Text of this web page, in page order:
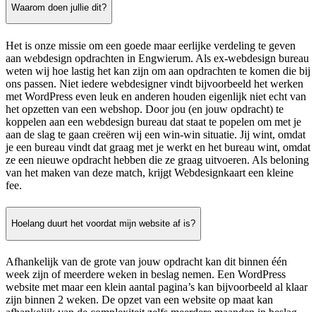
Waarom doen jullie dit?
Het is onze missie om een goede maar eerlijke verdeling te geven
aan webdesign opdrachten in Engwierum. Als ex-webdesign bureau
weten wij hoe lastig het kan zijn om aan opdrachten te komen die bij
ons passen. Niet iedere webdesigner vindt bijvoorbeeld het werken
met WordPress even leuk en anderen houden eigenlijk niet echt van
het opzetten van een webshop. Door jou (en jouw opdracht) te
koppelen aan een webdesign bureau dat staat te popelen om met je
aan de slag te gaan creëren wij een win-win situatie. Jij wint, omdat
je een bureau vindt dat graag met je werkt en het bureau wint, omdat
ze een nieuwe opdracht hebben die ze graag uitvoeren. Als beloning
van het maken van deze match, krijgt Webdesignkaart een kleine
fee.
Hoelang duurt het voordat mijn website af is?
Afhankelijk van de grote van jouw opdracht kan dit binnen één
week zijn of meerdere weken in beslag nemen. Een WordPress
website met maar een klein aantal pagina’s kan bijvoorbeeld al klaar
zijn binnen 2 weken. De opzet van een website op maat kan